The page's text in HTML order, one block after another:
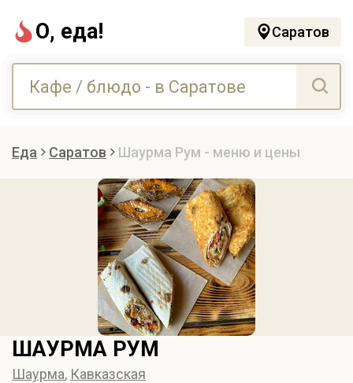
О, еда! Саратов
Еда Саратов Шаурма Рум - меню и цены
ШАУРМА РУМ
Шаурма, Кавказская